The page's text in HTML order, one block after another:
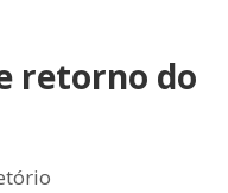
retorno do